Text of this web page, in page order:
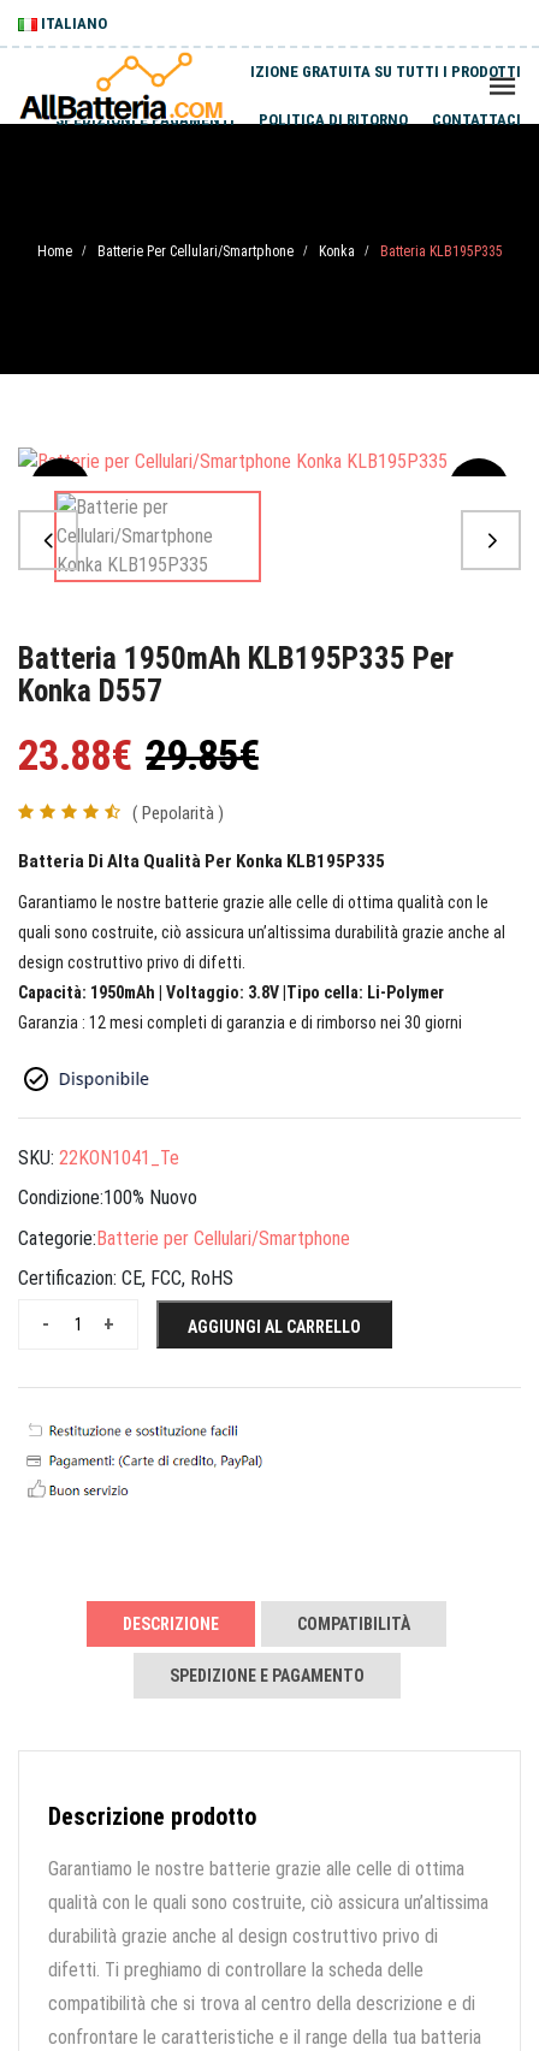
ITALIANO
SPEDIZIONE GRATUITA SU TUTTI I PRODOTTI
SPEDIZIONI E PAGAMENTI POLITICA DI RITORNO CONTATTACI
Home / Batterie Per Cellulari/Smartphone / Konka / Batteria KLB195P335
Sale
Batteria 1950mAh KLB195P335 Per
Konka D557
23.88€ 29.85€
( Pepolarità )
Batteria Di Alta Qualità Per Konka KLB195P335
Garantiamo le nostre batterie grazie alle celle di ottima qualità con le
quali sono costruite, ciò assicura un’altissima durabilità grazie anche al
design costruttivo privo di difetti.
Capacità: 1950mAh | Voltaggio: 3.8V |Tipo cella: Li-Polymer
Garanzia : 12 mesi completi di garanzia e di rimborso nei 30 giorni
SKU: 22KON1041_Te
Condizione:100% Nuovo
Categorie:Batterie per Cellulari/Smartphone
Certificazion: CE, FCC, RoHS
+
- AGGIUNGI AL CARRELLO
DESCRIZIONE COMPATIBILITÀ
SPEDIZIONE E PAGAMENTO
Descrizione prodotto
Garantiamo le nostre batterie grazie alle celle di ottima
qualità con le quali sono costruite, ciò assicura un’altissima
durabilità grazie anche al design costruttivo privo di
difetti. Ti preghiamo di controllare la scheda delle
compatibilità che si trova al centro della descrizione e di
confrontare le caratteristiche e il range della tua batteria